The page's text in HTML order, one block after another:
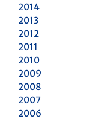
2014
2013
2012
2011
2010
2009
2008
2007
2006